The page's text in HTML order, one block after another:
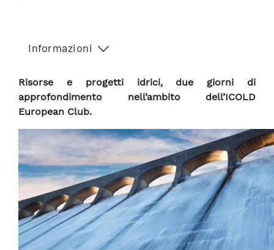
Informazioni
Risorse e progetti idrici, due giorni di
approfondimento nell’ambito dell’ICOLD
European Club.